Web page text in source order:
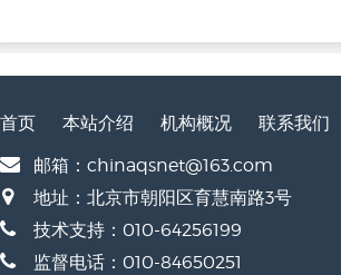
首页 本站介绍 机构概况
联系我们
邮箱：chinaqsnet@163.com
地址：北京市朝阳区育慧南路3号
技术支持：010-64256199
监督电话：010-84650251